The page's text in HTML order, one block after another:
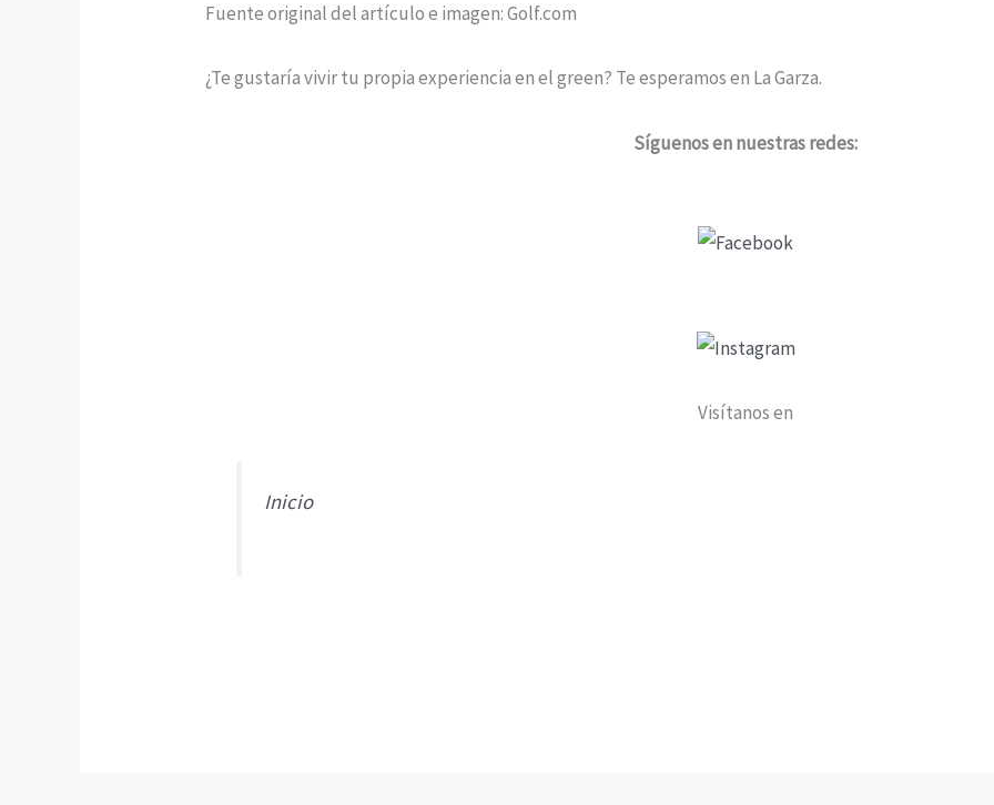
Fuente original del artículo e imagen: Golf.com
¿Te gustaría vivir tu propia experiencia en el green? Te esperamos en La Garza.
Síguenos en nuestras redes:
Visítanos en
Inicio